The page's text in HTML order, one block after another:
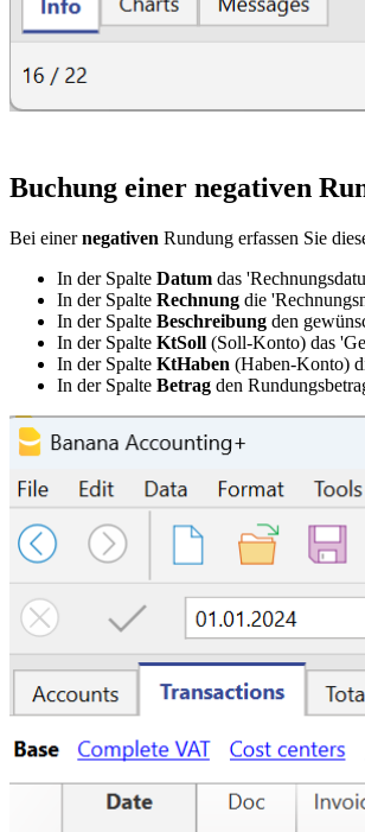
Buchung einer negativen
Bei einernegativen Rundung erfassen Sie
In der Spalte Datum das
In der Spalte Rechnung die
In der Spalte Beschreibung den
In der Spalte KtSoll (Soll-Konto) das
In der Spalte KtHaben (Haben-Konto)
In der Spalte Betrag den